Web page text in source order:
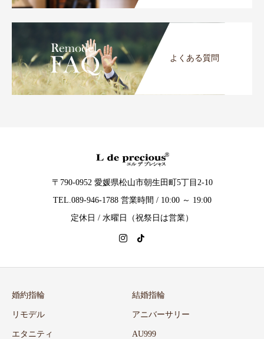
よくある質問
〒790-0952 愛媛県松山市朝生田町5丁目2-10
TEL.089-946-1788 営業時間 / 10:00 ～ 19:00
定休日 / 水曜日（祝祭日は営業）
婚約指輪 結婚指輪
リモデル アニバーサリー
エタニティ AU999